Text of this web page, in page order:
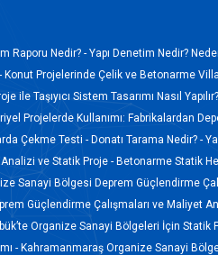
Raporu Nedir? -Yapı Denetim Nedir?
Konut Projelerinde Çelik ve Betonarme
ile Taşıyıcı Sistem Tasarımı Nasıl
Projelerde Kullanımı: Fabrikalardan
Çekme Testi - Donatı Tarama Nedir? -
ve Statik Proje - Betonarme Statik
Sanayi Bölgesi Deprem Güçlendirme
Güçlendirme Çalışmaları ve Maliyet
Organize Sanayi Bölgeleri İçin
- Kahramanmaraş Organize Sanayi